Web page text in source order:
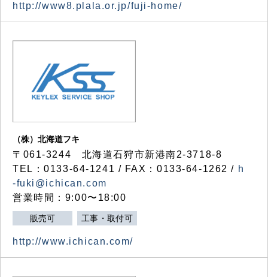
http://www8.plala.or.jp/fuji-home/
（株）北海道フキ
〒061-3244 北海道石狩市新港南2-3718-8
TEL：0133-64-1241 / FAX：0133-64-1262 / h
-fuki@ichican.com
営業時間：9:00〜18:00
販売可 工事・取付可
http://www.ichican.com/